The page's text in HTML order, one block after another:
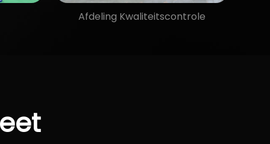
Afdeling Kwaliteitscontrole